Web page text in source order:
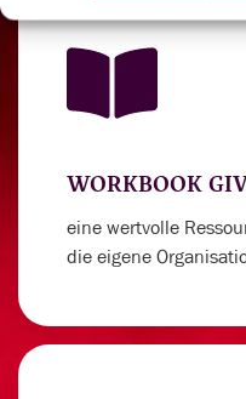
WORKBOOK
eine wertvolle
die eigene